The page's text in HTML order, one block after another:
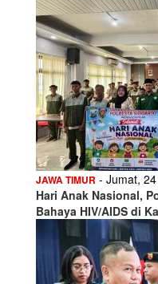
JAWA TIMUR - Jumat,
Hari Anak Nasional,
Bahaya HIV/AIDS di